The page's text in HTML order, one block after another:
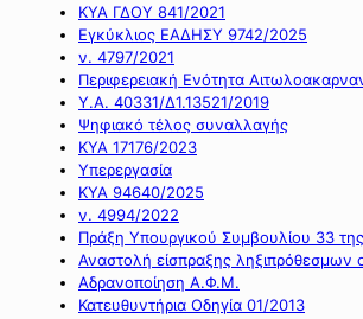
ΚΥΑ ΓΔΟΥ 841/2021
Εγκύκλιος ΕΑΔΗΣΥ 9742/2025
ν. 4797/2021
Περιφερειακή Ενότητα
Υ.Α. 40331/Δ1.13521/2019
Ψηφιακό τέλος συναλλαγής
ΚΥΑ 17176/2023
Υπερεργασία
ΚΥΑ 94640/2025
ν. 4994/2022
Πράξη Υπουργικού Συμβουλίου 33
Αναστολή είσπραξης ληξιπρόθεσμων
Αδρανοποίηση Α.Φ.Μ.
Κατευθυντήρια Οδηγία 01/2013